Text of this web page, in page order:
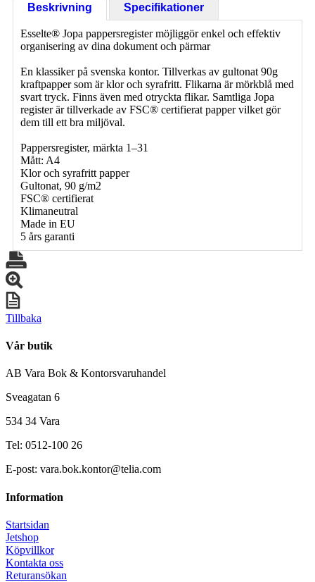
Beskrivning
Specifikationer
Esselte® Jopa pappersregister möjliggör enkel och effektiv
organisering av dina dokument och pärmar
En klassiker på svenska kontor. Tillverkas av gultonat 90g
kraftpapper som är klor och syrafritt. Flikarna är mörkblå med
svart tryck. Finns även med otryckta flikar. Samtliga Jopa
register är tillverkade av FSC® certifierat papper vilket gör
dem till ett bra miljöval.
Pappersregister, märkta 1–31
Mått: A4
Klor och syrafritt papper
Gultonat, 90 g/m2
FSC® certifierat
Klimaneutral
Made in EU
5 års garanti
Tillbaka
Vår butik
AB Vara Bok & Kontorsvaruhandel
Sveagatan 6
534 34 Vara
Tel: 0512-100 26
E-post: vara.bok.kontor@telia.com
Information
Startsidan
Jetshop
Köpvillkor
Kontakta oss
Returansökan